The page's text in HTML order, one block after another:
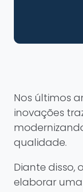
Nos últimos
inovações
qualidade.
Diante disso,
elaborar